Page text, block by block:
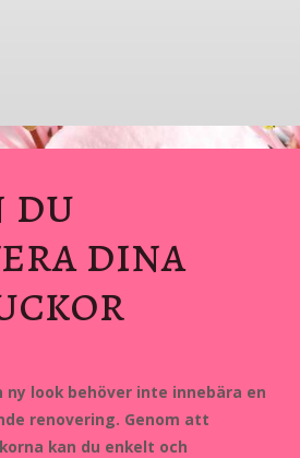
du
dina
look behöver inte innebära en
renovering. Genom att
kan du enkelt och